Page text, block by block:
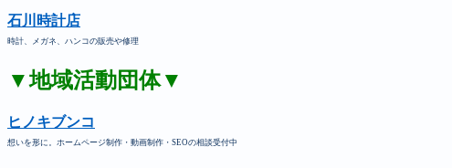
石川時計店
時計、メガネ、ハンコの販売や修理
▼地域活動団体▼
ヒノキブンコ
想いを形に。ホームページ制作・動画制作・SEOの相談受付中